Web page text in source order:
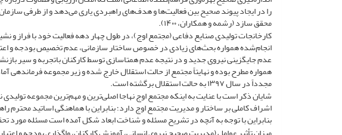
را در ایجاد پیوند صحیح بین فعالیت‌ها و هدف‌های راهبردی یاری می‌دهد و از طرفی
محقق سازد (رشمه و همکاران، ۱۴۰۰).
کارخانجات تولیدی صنایع دفاعی (مجتمع اوج)، در طول چهار دهه فعالیت خود با فراز
انجام‌شده همواره بحث‌های زیادی در خصوص ساختار سازمانی، عدم تخصیص بودجه و
عدم جایگزینی نیروی جدید و در نتیجه عدم همتاسازی توسط کارکنان باتجربه و سیر
همواره مطرح بوده و نهایتاً مجتمع از حالت استقلال خارج شده و زیر مجموعه فرماندهی
مجدداً در سال ۱۳۹۷ به حالت استقلال برگشته است.
اشراف کاملی بر ساختار و مدیریت مجتمع اوج دارد؛ بنابراین با هماهنگی اساتید محترم
بنابراین با توجه به آنچه در تشریح مسئله و شناخت ابعاد شکل آمده است مسئله مورد